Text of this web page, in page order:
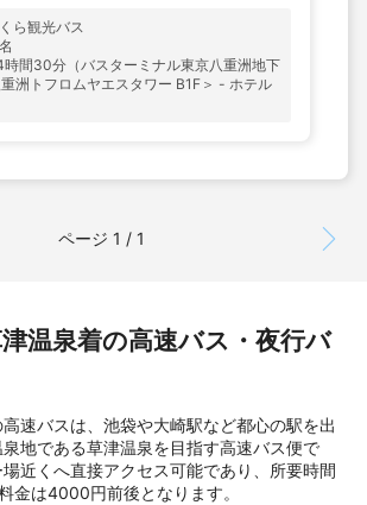
ら観光バス
時間30分（バスターミナル東京八重洲地下
洲トフロムヤエスタワー B1F＞ - ホテル
ページ 1 / 1
温泉着の高速バス・夜行バ
速バスは、池袋や大崎駅など都心の駅を出
地である草津温泉を目指す高速バス便で
近くへ直接アクセス可能であり、所要時間
金は4000円前後となります。